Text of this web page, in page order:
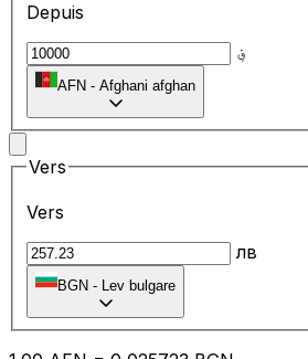
Depuis
؋
AFN - Afghani afghan
Vers
Vers
лв
BGN - Lev bulgare